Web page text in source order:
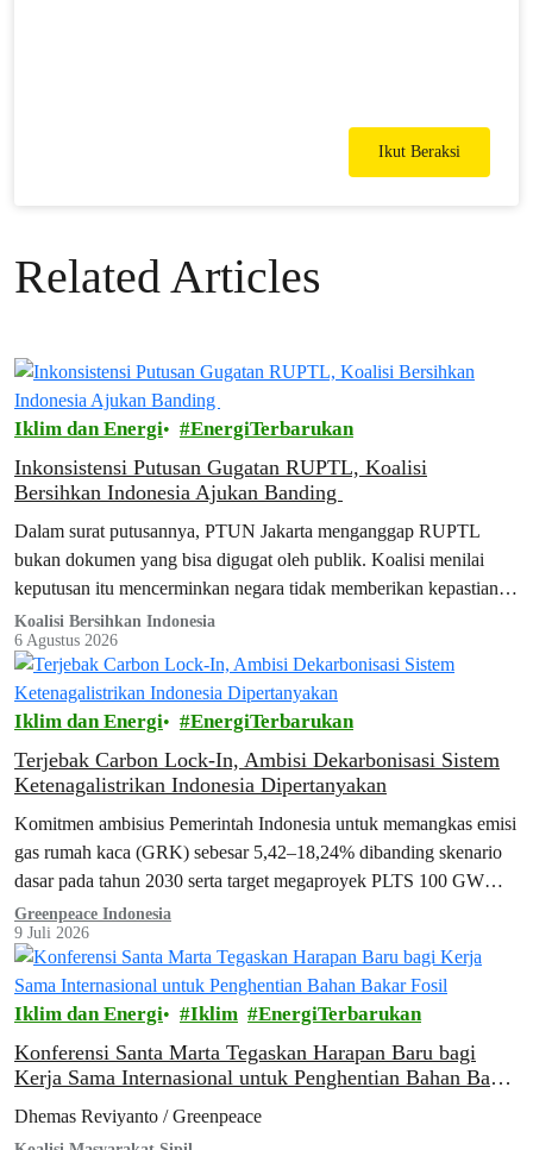
Ikut Beraksi
Related Articles
Iklim dan Energi EnergiTerbarukan
Inkonsistensi Putusan Gugatan RUPTL, Koalisi
Bersihkan Indonesia Ajukan Banding
Dalam surat putusannya, PTUN Jakarta menganggap RUPTL
bukan dokumen yang bisa digugat oleh publik. Koalisi menilai
keputusan itu mencerminkan negara tidak memberikan kepastian
hukum bagi warganya.
Koalisi Bersihkan Indonesia
6 Agustus 2026
Iklim dan Energi EnergiTerbarukan
Terjebak Carbon Lock-In, Ambisi Dekarbonisasi Sistem
Ketenagalistrikan Indonesia Dipertanyakan
Komitmen ambisius Pemerintah Indonesia untuk memangkas emisi
gas rumah kaca (GRK) sebesar 5,42–18,24% dibanding skenario
dasar pada tahun 2030 serta target megaproyek PLTS 100 GW
yang dimulai tahun ini menghadapi tembok besar.
Greenpeace Indonesia
9 Juli 2026
Iklim dan Energi Iklim EnergiTerbarukan
Konferensi Santa Marta Tegaskan Harapan Baru bagi
Kerja Sama Internasional untuk Penghentian Bahan Bakar
Dhemas Reviyanto / Greenpeace